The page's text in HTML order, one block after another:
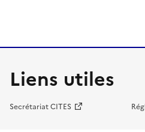
Liens utiles
Secrétariat CITES